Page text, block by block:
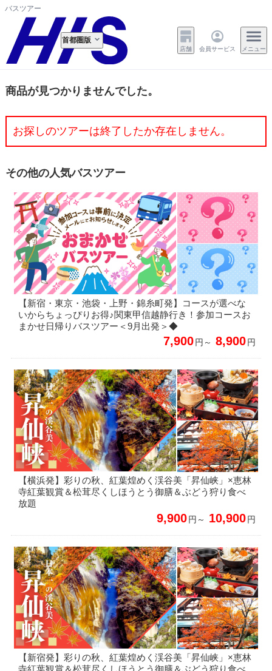
バスツアー
首都圏版
店舗 会員サービス メニュー
商品が見つかりませんでした。
お探しのツアーは終了したか存在しません。
その他の人気バスツアー
【新宿・東京・池袋・上野・錦糸町発】コースが選べな
いからちょっぴりお得♪関東甲信越静行き！参加コースお
まかせ日帰りバスツアー＜9月出発＞◆
7,900円～ 8,900円
【横浜発】彩りの秋、紅葉煌めく渓谷美「昇仙峡」×恵林
寺紅葉観賞＆松茸尽くしほうとう御膳＆ぶどう狩り食べ
放題
9,900円～ 10,900円
【新宿発】彩りの秋、紅葉煌めく渓谷美「昇仙峡」×恵林